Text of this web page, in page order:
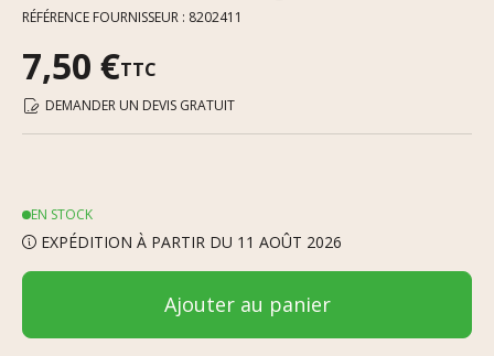
RÉFÉRENCE FOURNISSEUR : 8202411
7,50 €TTC
DEMANDER UN DEVIS GRATUIT
EN STOCK
EXPÉDITION À PARTIR DU 11 AOÛT 2026
Ajouter au panier